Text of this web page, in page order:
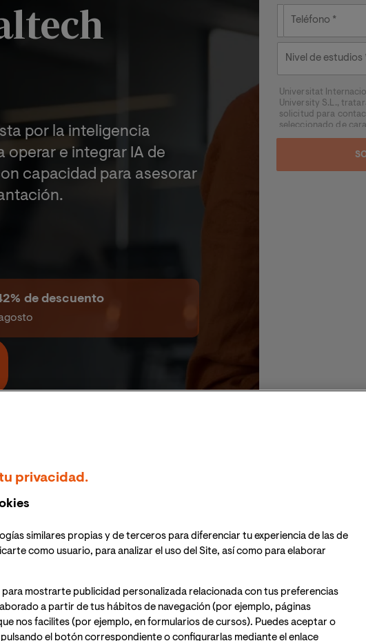
por la inteligencia
operar e integrar IA de
capacidad para asesorar
de descuento
Teléfono
Universitat
University S.L.,
solicitud para
seleccionado de
telefónicos, siendo
privacidad.
similares propias y de terceros para diferenciar tu experiencia de las de
como usuario, para analizar el uso del Site, así como para elaborar
mostrarte publicidad personalizada relacionada con tus preferencias
a partir de tus hábitos de navegación (por ejemplo, páginas
nos facilites (por ejemplo, en formularios de cursos). Puedes aceptar o
el botón correspondiente o configurarlas mediante el enlace